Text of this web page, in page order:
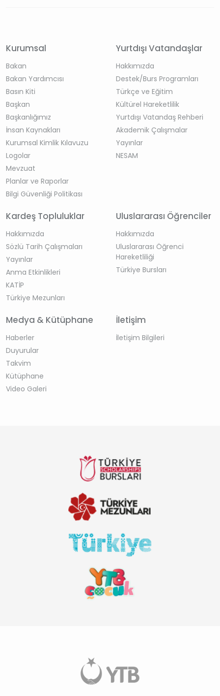
Kurumsal
Bakan
Bakan Yardımcısı
Basın Kiti
Başkan
Başkanlığımız
İnsan Kaynakları
Kurumsal Kimlik Kılavuzu
Logolar
Mevzuat
Planlar ve Raporlar
Bilgi Güvenliği Politikası
Yurtdışı Vatandaşlar
Hakkımızda
Destek/Burs Programları
Türkçe ve Eğitim
Kültürel Hareketlilik
Yurtdışı Vatandaş Rehberi
Akademik Çalışmalar
Yayınlar
NESAM
Kardeş Topluluklar
Hakkımızda
Sözlü Tarih Çalışmaları
Yayınlar
Anma Etkinlikleri
KATİP
Türkiye Mezunları
Uluslararası Öğrenciler
Hakkımızda
Uluslararası Öğrenci
Hareketliliği
Türkiye Bursları
Medya & Kütüphane
Haberler
Duyurular
Takvim
Kütüphane
Video Galeri
İletişim
İletişim Bilgileri